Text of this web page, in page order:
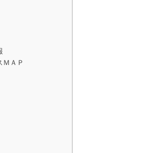
ＭＡＰ